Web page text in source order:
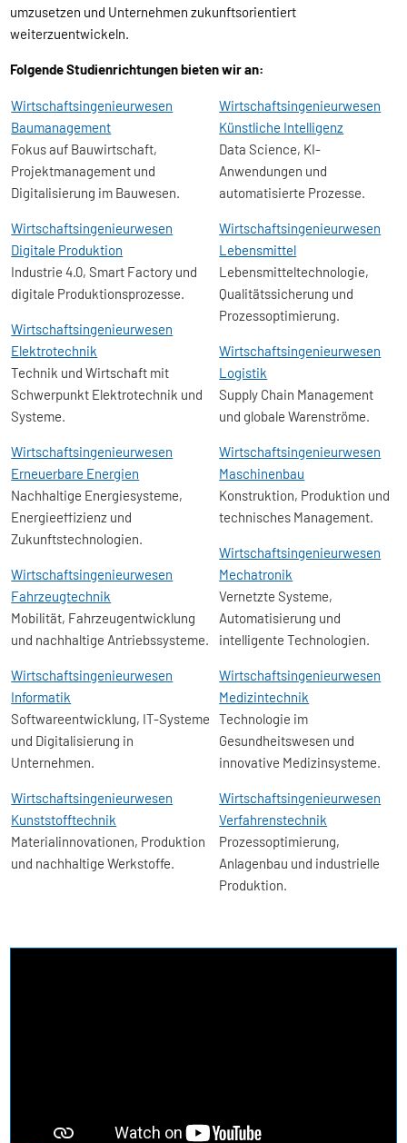
umzusetzen und Unternehmen zukunftsorientiert
weiterzuentwickeln.
Folgende Studienrichtungen bieten wir an:
Wirtschafts­ingenieur­wesen
Baumanagement
Fokus auf Bauwirtschaft,
Projektmanagement und
Digitalisierung im Bauwesen.
Wirtschafts­ingenieur­wesen
Digitale Produktion
Industrie 4.0, Smart Factory und
digitale Produktionsprozesse.
Wirtschafts­ingenieur­wesen
Elektrotechnik
Technik und Wirtschaft mit
Schwerpunkt Elektrotechnik und
Systeme.
Wirtschafts­ingenieur­wesen
Erneuerbare Energien
Nachhaltige Energiesysteme,
Energieeffizienz und
Zukunftstechnologien.
Wirtschafts­ingenieur­wesen
Fahrzeugtechnik
Mobilität, Fahrzeugentwicklung
und nachhaltige Antriebssysteme.
Wirtschafts­ingenieur­wesen
Informatik
Softwareentwicklung, IT-Systeme
und Digitalisierung in
Unternehmen.
Wirtschafts­ingenieur­wesen
Kunststofftechnik
Materialinnovationen, Produktion
und nachhaltige Werkstoffe.
Wirtschafts­ingenieur­wesen
Künstliche Intelligenz
Data Science, KI-
Anwendungen und
automatisierte Prozesse.
Wirtschafts­ingenieur­wesen
Lebensmittel
Lebensmitteltechnologie,
Qualitätssicherung und
Prozessoptimierung.
Wirtschafts­ingenieur­wesen
Logistik
Supply Chain Management
und globale Warenströme.
Wirtschafts­ingenieur­wesen
Maschinenbau
Konstruktion, Produktion und
technisches Management.
Wirtschafts­ingenieur­wesen
Mechatronik
Vernetzte Systeme,
Automatisierung und
intelligente Technologien.
Wirtschafts­ingenieur­wesen
Medizintechnik
Technologie im
Gesundheitswesen und
innovative Medizinsysteme.
Wirtschafts­ingenieur­wesen
Verfahrenstechnik
Prozessoptimierung,
Anlagenbau und industrielle
Produktion.